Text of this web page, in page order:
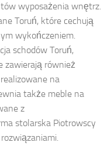
wyposażenia wnętrz.
Toruń, które cechują
wykończeniem.
schodów Toruń,
zawierają również
na
także meble na
z
stolarska Piotrowscy